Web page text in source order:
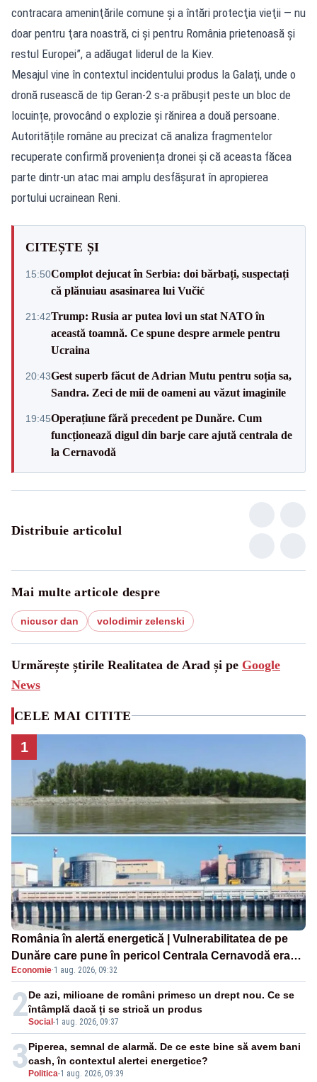
contracara ameninţările comune şi a întări protecţia vieţii — nu
doar pentru ţara noastră, ci şi pentru România prietenoasă şi
restul Europei”, a adăugat liderul de la Kiev.
Mesajul vine în contextul incidentului produs la Galați, unde o
dronă rusească de tip Geran-2 s-a prăbușit peste un bloc de
locuințe, provocând o explozie și rănirea a două persoane.
Autoritățile române au precizat că analiza fragmentelor
recuperate confirmă proveniența dronei și că aceasta făcea
parte dintr-un atac mai amplu desfășurat în apropierea
portului ucrainean Reni.
CITEȘTE ȘI
15:50Complot dejucat în Serbia: doi bărbați, suspectați
că plănuiau asasinarea lui Vučić
21:42Trump: Rusia ar putea lovi un stat NATO în
această toamnă. Ce spune despre armele pentru
Ucraina
20:43Gest superb făcut de Adrian Mutu pentru soția sa,
Sandra. Zeci de mii de oameni au văzut imaginile
19:45Operațiune fără precedent pe Dunăre. Cum
funcționează digul din barje care ajută centrala de
la Cernavodă
Distribuie articolul
Mai multe articole despre
nicusor dan volodimir zelenski
Urmărește știrile Realitatea de Arad și pe Google
News
CELE MAI CITITE
1
România în alertă energetică | Vulnerabilitatea de pe
Dunăre care pune în pericol Centrala Cernavodă era
cunoscută de pe vremea lui Ceaușescu
Economie·1 aug. 2026, 09:32
2Social -1 aug. 2026, 09:37
De azi, milioane de români primesc un drept nou. Ce se
întâmplă dacă ți se strică un produs
3 Politica-1 aug. 2026, 09:39
Piperea, semnal de alarmă. De ce este bine să avem bani
cash, în contextul alertei energetice?